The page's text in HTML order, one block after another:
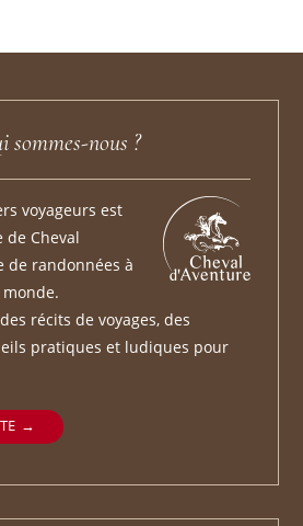
sommes-nous ?
voyageurs est
Cheval
de randonnées à
récits de voyages, des
pratiques et ludiques pour